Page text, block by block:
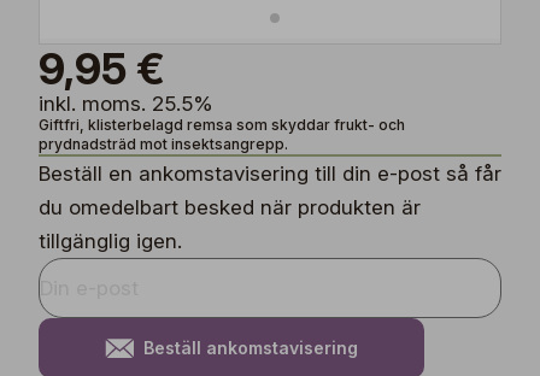
9,95 €
inkl. moms. 25.5%
Giftfri, klisterbelagd remsa som skyddar frukt- och
prydnadsträd mot insektsangrepp.
Beställ en ankomstavisering till din e-post så får
du omedelbart besked när produkten är
tillgänglig igen.
Beställ ankomstavisering